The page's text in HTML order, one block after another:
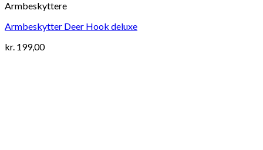
Armbeskyttere
Armbeskytter Deer Hook deluxe
kr. 199,00